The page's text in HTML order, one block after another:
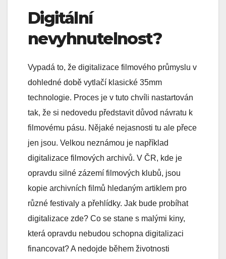
Digitální
nevyhnutelnost?
Vypadá to, že digitalizace filmového průmyslu v
dohledné době vytlačí klasické 35mm
technologie. Proces je v tuto chvíli nastartován
tak, že si nedovedu představit důvod návratu k
filmovému pásu. Nějaké nejasnosti tu ale přece
jen jsou. Velkou neznámou je například
digitalizace filmových archivů. V ČR, kde je
opravdu silné zázemí filmových klubů, jsou
kopie archivních filmů hledaným artiklem pro
různé festivaly a přehlídky. Jak bude probíhat
digitalizace zde? Co se stane s malými kiny,
která opravdu nebudou schopna digitalizaci
financovat? A nedojde během životnosti